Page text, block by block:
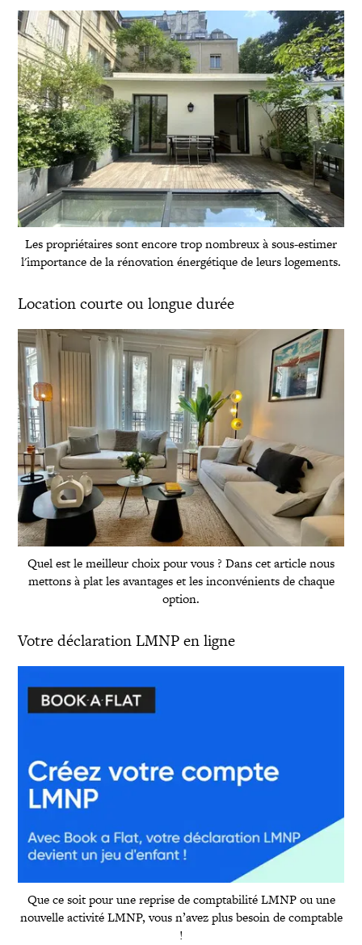
Les propriétaires sont encore trop nombreux à sous-estimer
l'importance de la rénovation énergétique de leurs logements.
Location courte ou longue durée
Quel est le meilleur choix pour vous ? Dans cet article nous
mettons à plat les avantages et les inconvénients de chaque
option.
Votre déclaration LMNP en ligne
Que ce soit pour une reprise de comptabilité LMNP ou une
nouvelle activité LMNP, vous n’avez plus besoin de comptable
!